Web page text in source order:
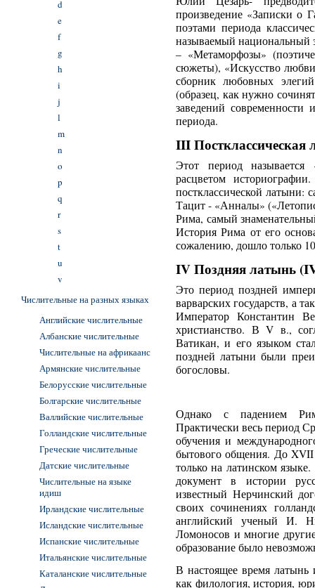
произведение «Записки о
поэтами периода
называемый национальный
– «Метаморфозы»
сюжеты), «Искусство
сборник любовных
(образец, как нужно
заведений современности
периода.
III Постклассическая
Этот период называется
расцветом
постклассической латыни:
Тацит - «Анналы»
Рима, самый
История Рима от его
сожалению, дошло только
IV Поздняя латынь
Это период поздней
варварских государств, а
Император Константин
христианство. В V в.,
Ватикан, и его языком
поздней латыни были
богословы.
Однако с падением
Практически весь период
обучения и
бытового общения. До XVII
только на латинском
документ в истории
известный Нерчинский
своих сочинениях
английский ученый И.
Ломоносов и многие
образование было
В настоящее время латынь
как филология, история,
d
e
f
g
h
i
j
l
m
n
o
p
q
r
s
t
u
v
Числительные на разных языках
Английские числительные
Албанские числительные
Числительные на африкаанс
Армянские числительные
Белорусские числительные
Болгарские числительные
Валлийские числительные
Голландские числительные
Греческие числительные
Датские числительные
Числительные на языке
идиш
Ирландские числительные
Исландские числительные
Испанские числительные
Итальянские числительные
Каталанские числительные